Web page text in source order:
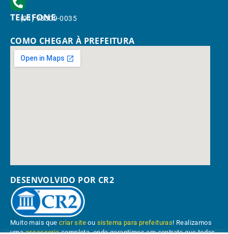
TELEFONE
(91) 98309-0035
COMO CHEGAR À PREFEITURA
DESENVOLVIDO POR CR2
Muito mais quecriar site ou sistema para prefeituras! Realizamos
umaassessoriacompleta, onde garantimos em contrato que todas